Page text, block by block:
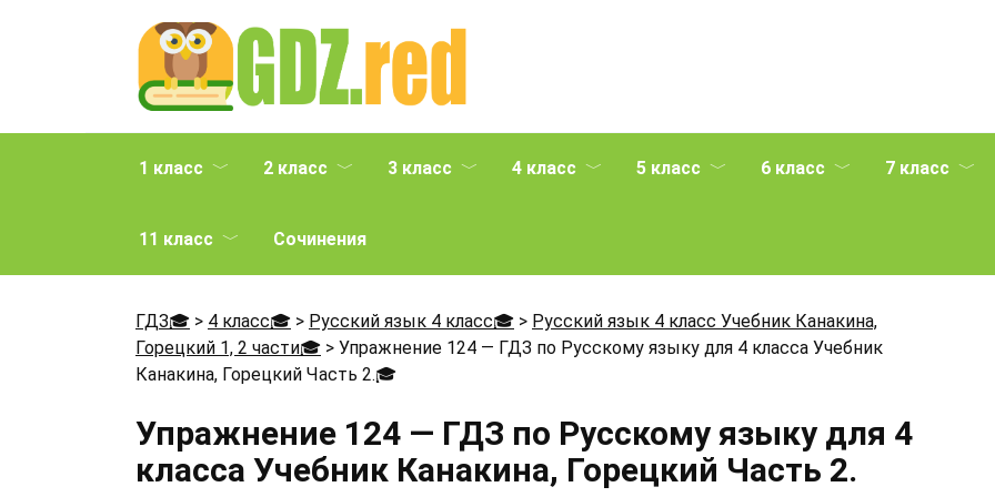
1 класс 2 класс 3 класс 4 класс 5 класс 6 класс 7 класс
11 класс Сочинения
ГДЗ🎓 > 4 класс🎓 > Русский язык 4 класс🎓 > Русский язык 4 класс Учебник Канакина,
Горецкий 1, 2 части🎓 > Упражнение 124 — ГДЗ по Русскому языку для 4 класса Учебник
Канакина, Горецкий Часть 2.🎓
Упражнение 124 — ГДЗ по Русскому языку для 4
класса Учебник Канакина, Горецкий Часть 2.